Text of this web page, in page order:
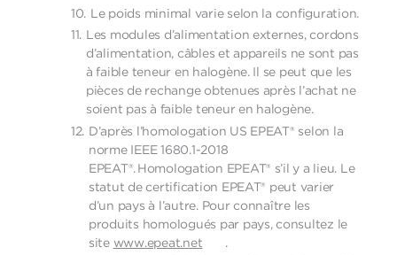
Le poids minimal varie selon la configuration.
Les modules d’alimentation externes, cordons
d’alimentation, câbles et appareils ne sont pas
à faible teneur en halogène. Il se peut que les
pièces de rechange obtenues après l’achat ne
soient pas à faible teneur en halogène.
D’après l’homologation US EPEAT® selon la
norme IEEE 1680.1-2018
EPEAT®. Homologation EPEAT® s’il y a lieu. Le
statut de certification EPEAT® peut varier
d’un pays à l’autre. Pour connaître les
produits homologués par pays, consultez le
site www.epeat.net
.